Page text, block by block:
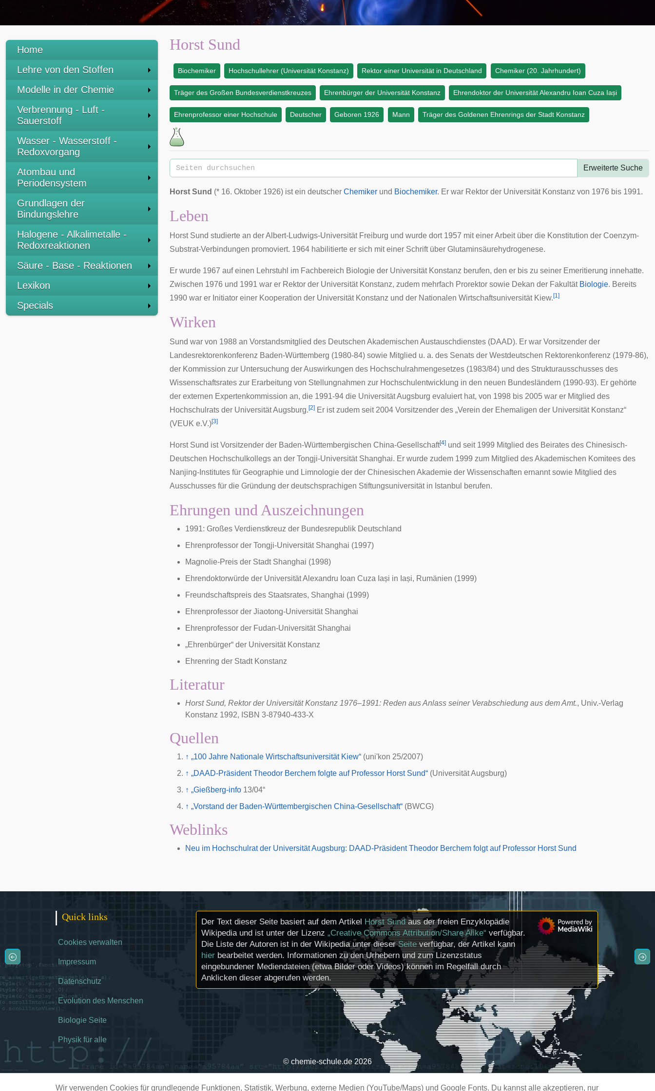
Wir verwenden Cookies für grundlegende Funktionen, Statistik, Werbung, externe Medien (YouTube/Maps) und Google Fonts. Du kannst alle akzeptieren, nur
Home
Lehre von den Stoffen
Modelle in der Chemie
Verbrennung - Luft -
Sauerstoff
Wasser - Wasserstoff -
Redoxvorgang
Atombau und
Periodensystem
Grundlagen der
Bindungslehre
Halogene - Alkalimetalle -
Redoxreaktionen
Säure - Base - Reaktionen
Lexikon
Specials
Horst Sund
Biochemiker Hochschullehrer (Universität Konstanz) Rektor einer Universität in Deutschland Chemiker (20. Jahrhundert)
Träger des Großen Bundesverdienstkreuzes Ehrenbürger der Universität Konstanz Ehrendoktor der Universität Alexandru Ioan Cuza Iași
Ehrenprofessor einer Hochschule Deutscher Geboren 1926 Mann Träger des Goldenen Ehrenrings der Stadt Konstanz
Erweiterte Suche
Horst Sund (* 16. Oktober 1926) ist ein deutscher Chemiker und Biochemiker. Er war Rektor der Universität Konstanz von 1976 bis 1991.
Leben
Horst Sund studierte an derAlbert-Ludwigs-Universität Freiburg und wurde dort 1957 mit einer Arbeit über die Konstitution der Coenzym-
Substrat-Verbindungen promoviert. 1964 habilitierte er sich mit einer Schrift über Glutaminsäurehydrogenese.
Er wurde 1967 auf einen Lehrstuhl im Fachbereich Biologie der Universität Konstanz berufen, den er bis zu seiner Emeritierung innehatte.
Zwischen 1976 und 1991 war er Rektor der Universität Konstanz, zudem mehrfach Prorektor sowie Dekan der Fakultät Biologie. Bereits
1990 war er Initiator einer Kooperation der Universität Konstanz und der Nationalen Wirtschaftsuniversität Kiew. [1]
Wirken
Sund war von 1988 an Vorstandsmitglied des Deutschen Akademischen Austauschdienstes (DAAD). Er war Vorsitzender der
Landesrektorenkonferenz Baden-Württemberg (1980-84) sowie Mitglied u. a. des Senats der Westdeutschen Rektorenkonferenz (1979-86),
der Kommission zur Untersuchung der Auswirkungen des Hochschulrahmengesetzes (1983/84) und des Strukturausschusses des
Wissenschaftsrates zur Erarbeitung von Stellungnahmen zur Hochschulentwicklung in den neuen Bundesländern (1990-93). Er gehörte
der externen Expertenkommission an, die 1991-94 die Universität Augsburg evaluiert hat, von 1998 bis 2005 war er Mitglied des
Hochschulrats der Universität Augsburg. [2] Er ist zudem seit 2004 Vorsitzender des „Verein der Ehemaligen der Universität Konstanz“
(VEUK e.V.)[3]
Horst Sund ist Vorsitzender der Baden-Württembergischen China-Gesellschaft[4] und seit 1999 Mitglied des Beirates des Chinesisch-
Deutschen Hochschulkollegs an der Tongji-Universität Shanghai. Er wurde zudem 1999 zum Mitglied des Akademischen Komitees des
Nanjing-Institutes für Geographie und Limnologie der der Chinesischen Akademie der Wissenschaften ernannt sowie Mitglied des
Ausschusses für die Gründung der deutschsprachigen Stiftungsuniversität in Istanbul berufen.
Ehrungen und Auszeichnungen
1991: Großes Verdienstkreuz der Bundesrepublik Deutschland
Ehrenprofessor der Tongji-Universität Shanghai (1997)
Magnolie-Preis der Stadt Shanghai (1998)
Ehrendoktorwürde der Universität Alexandru Ioan Cuza Iași in Iași, Rumänien (1999)
Freundschaftspreis des Staatsrates, Shanghai (1999)
Ehrenprofessor der Jiaotong-Universität Shanghai
Ehrenprofessor der Fudan-Universität Shanghai
„Ehrenbürger“ der Universität Konstanz
Ehrenring der Stadt Konstanz
Literatur
Horst Sund, Rektor der Universität Konstanz 1976–1991: Reden aus Anlass seiner Verabschiedung aus dem Amt., Univ.-Verlag
Konstanz 1992, ISBN 3-87940-433-X
Quellen
↑ „100 Jahre Nationale Wirtschaftsuniversität Kiew“ (uni'kon 25/2007)
↑ „DAAD-Präsident Theodor Berchem folgte auf Professor Horst Sund“ (Universität Augsburg)
↑ „Gießberg-info 13/04“
↑ „Vorstand der Baden-Württembergischen China-Gesellschaft“ (BWCG)
Weblinks
Neu im Hochschulrat der Universität Augsburg: DAAD-Präsident Theodor Berchem folgt auf Professor Horst Sund
Quick links
Cookies verwalten
Impressum
Datenschutz
Evolution des Menschen
Biologie Seite
Physik für alle
Der Text dieser Seite basiert auf dem Artikel Horst Sundaus der freien Enzyklopädie
Wikipedia und ist unter der Lizenz „Creative Commons Attribution/Share Alike“ verfügbar.
Die Liste der Autoren ist in der Wikipedia unter dieserSeiteverfügbar, der Artikel kann
hier bearbeitet werden. Informationen zu den Urhebern und zum Lizenzstatus
eingebundener Mediendateien (etwa Bilder oder Videos) können im Regelfall durch
Anklicken dieser abgerufen werden.
© chemie-schule.de 2026